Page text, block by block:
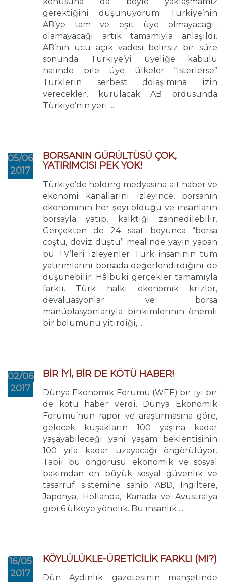
gerektiğini düşünüyorum. Türkiye’nin
AB’ye tam ve eşit üye olmayacağı-
olamayacağı artık tamamıyla anlaşıldı.
AB’nin ucu açık vadesi belirsiz bir süre
sonunda Türkiye’yi üyeliğe kabulü
halinde bile üye ülkeler “isterlerse”
Türklerin serbest dolaşımına izin
verecekler, kurulacak AB ordusunda
Türkiye’nin yeri ...
05/06
2017
BORSANIN GÜRÜLTÜSÜ ÇOK,
YATIRIMCISI PEK YOK!
Türkiye’de holding medyasına ait haber ve
ekonomi kanallarını izleyince, borsanın
ekonominin her şeyi olduğu ve insanların
borsayla yatıp, kalktığı zannedilebilir.
Gerçekten de 24 saat boyunca “borsa
coştu, döviz düştü” mealinde yayın yapan
bu TV’leri izleyenler Türk insanının tüm
yatırımlarını borsada değerlendirdiğini de
düşünebilir. Hâlbuki gerçekler tamamıyla
farklı. Türk halkı ekonomik krizler,
devalüasyonlar ve borsa
manüplasyonlarıyla birikimlerinin önemli
bir bölümünü yitirdiği, ...
02/06
2017
BİR İYİ, BİR DE KÖTÜ HABER!
Dünya Ekonomik Forumu (WEF) bir iyi bir
de kötü haber verdi. Dünya Ekonomik
Forumu’nun rapor ve araştırmasına göre,
gelecek kuşakların 100 yaşına kadar
yaşayabileceği yani yaşam beklentisinin
100 yıla kadar uzayacağı öngörülüyor.
Tabii bu öngörüsü ekonomik ve sosyal
bakımdan en büyük sosyal güvenlik ve
tasarruf sistemine sahip ABD, İngiltere,
Japonya, Hollanda, Kanada ve Avustralya
gibi 6 ülkeye yönelik. Bu insanlık ...
16/05
2017
KÖYLÜLÜKLE-ÜRETİCİLİK FARKLI (MI?)
Dün Aydınlık gazetesinin manşetinde